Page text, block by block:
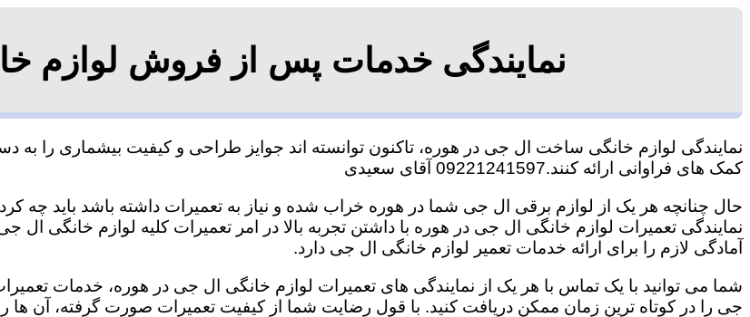
نمایندگی خدمات پس از فروش لوازم
نمایندگی لوازم خانگی ساخت ال جی در هوره، تاکنون توانسته اند جوایز طراحی و کیفیت بیشماری را به
کمک های فراوانی ارائه کنند.09221241597 آقای سعیدی
حال چنانچه هر یک از لوازم برقی ال جی شما در هوره خراب شده و نیاز به تعمیرات داشته باشد باید چه
نمایندگی تعمیرات لوازم خانگی ال جی در هوره با داشتن تجربه بالا در امر تعمیرات کلیه لوازم خانگی ال
آمادگی لازم را برای ارائه خدمات تعمیر لوازم خانگی ال جی دارد.
شما می توانید با یک تماس با هر یک از نمایندگی های تعمیرات لوازم خانگی ال جی در هوره، خدمات
جی را در کوتاه ترین زمان ممکن دریافت کنید. با قول رضایت شما از کیفیت تعمیرات صورت گرفته، آن ها را